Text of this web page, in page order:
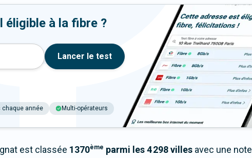
éligible à la fibre ?
Lancer le test
chaque année Multi-opérateurs
est classée 1370ème parmi les 4 298 villes avec une note